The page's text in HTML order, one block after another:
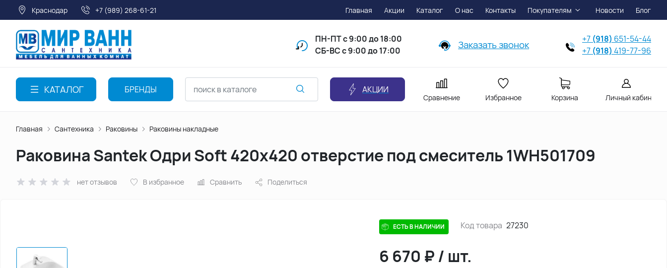
Краснодар +7 (989) 268-61-21 Главная Акции Каталог О нас Контакты Покупателям Новости Блог
ПН-ПТс 9:00 до 18:00
СБ-ВС с 9:00 до 17:00
Заказать звонок +7 (918) 651-54-44
+7 (918) 419-77-96
КАТАЛОГ БРЕНДЫ АКЦИИ
Сравнение Избранное Корзина Личный кабинет
Главная Сантехника Раковины Раковины накладные
Раковина Santek Одри Soft 420х420 отверстие под смеситель 1WH501709
нет отзывов В избранное Сравнить Поделиться
ЕСТЬ В НАЛИЧИИ Код товара 27230
6 670 ₽ / шт.